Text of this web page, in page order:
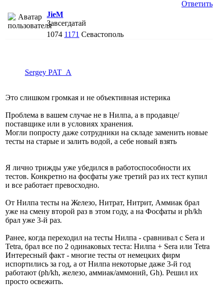
Ответить
JieM
Завсегдатай
1074 1171 Севастополь
Sergey PAT_A
Это слишком громкая и не объективная истерика
Проблема в вашем случае не в Нилпа, а в продавце/
поставщике или в условиях хранения.
Могли попросту даже сотрудники на складе заменить новые
тесты на старые и залить водой, а себе новый взять
Я лично трижды уже убедился в работоспособности их
тестов. Конкретно на фосфаты уже третий раз их тест купил
и все работает превосходно.
От Нилпа тесты на Железо, Нитрат, Нитрит, Аммиак брал
уже на смену второй раз в этом году, а на Фосфаты и ph/kh
брал уже 3-й раз.
Ранее, когда переходил на тесты Нилпа - сравнивал с Sera и
Tetra, брал все по 2 одинаковых теста: Нилпа + Sera или Tetra
Интересный факт - многие тесты от немецких фирм
испортились за год, а от Нилпа некоторые даже 3-й год
работают (ph/kh, железо, аммиак/аммоний, Gh). Решил их
просто освежить.